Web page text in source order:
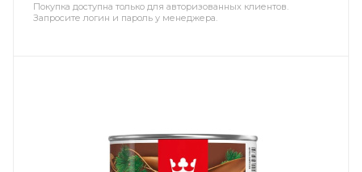
Покупка доступна только для авторизованных клиентов.
Запросите логин и пароль у менеджера.